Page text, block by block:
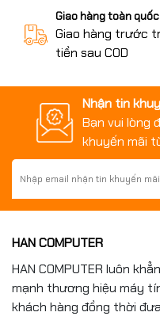
Kết hợp với chân đế
dụng cho mọi không
📊 Thông
UltraFine
Kích thước: 31.5 inch
Độ phân giải: 4K UHD
Tấm nền: IPS
Chuẩn màu: DCI-P3 95%
HDR: HDR10
Cổng kết nối: HDMI,
Giao hàng toàn quốc
Giao hàng trước
tiền sau COD
Nhận tin
Bạn vui lòng
khuyến mãi
HAN COMPUTER
HAN COMPUTER luôn
mạnh thương hiệu máy
khách hàng đồng thời